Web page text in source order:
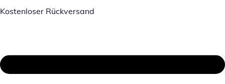
Kostenloser Rückversand